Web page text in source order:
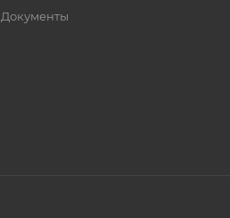
Документы